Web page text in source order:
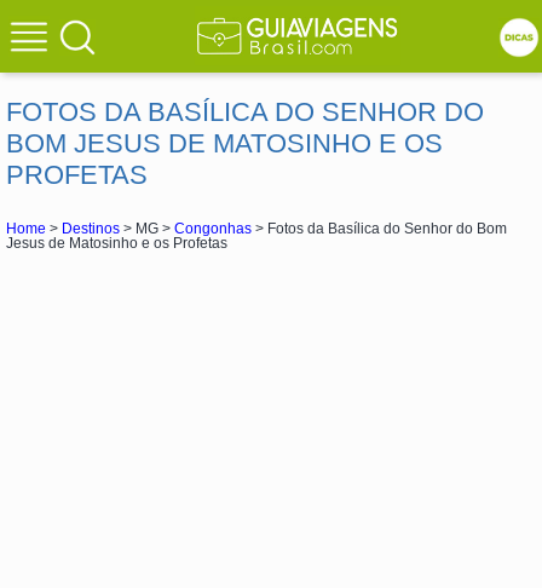
FOTOS DA BASÍLICA DO SENHOR DO
BOM JESUS DE MATOSINHO E OS
PROFETAS
Home > Destinos > MG > Congonhas > Fotos da Basílica do Senhor do Bom
Jesus de Matosinho e os Profetas